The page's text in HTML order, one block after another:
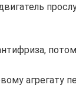
агрегату